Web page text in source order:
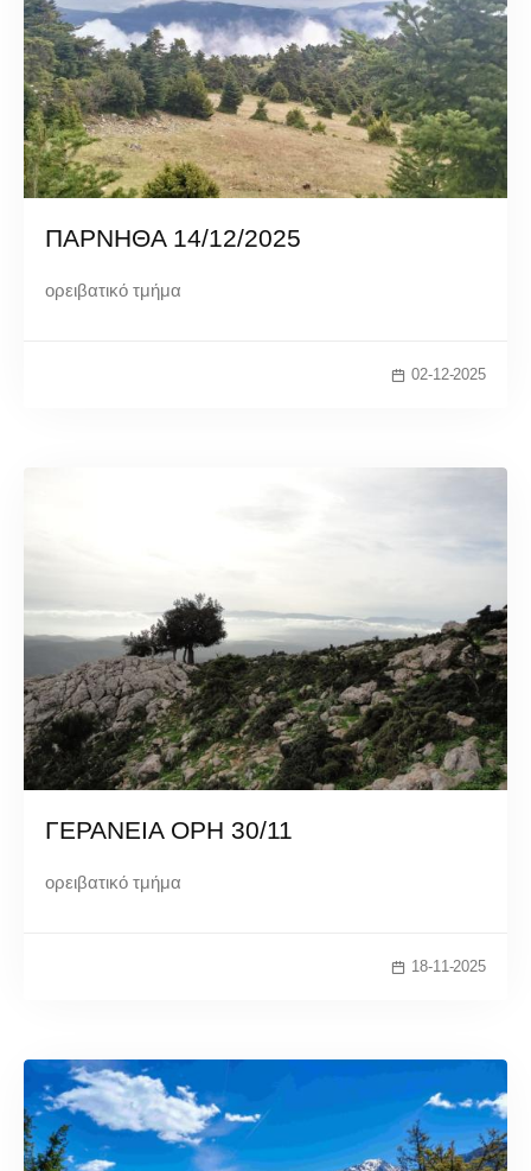
ΠΑΡΝΗΘΑ 14/12/2025
ορειβατικό τμήμα
02-12-2025
ΓΕΡΑΝΕΙΑ ΟΡΗ 30/11
ορειβατικό τμήμα
18-11-2025